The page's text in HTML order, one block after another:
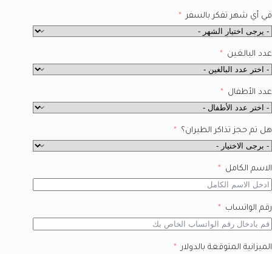
في أي شهر تفكر بالسفر
عدد البالغين
عدد الأطفال
هل تم حجز تذاكر الطيران؟
الاسم الكامل
رقم الواتساب
الميزانية المتوقعة بالدولار